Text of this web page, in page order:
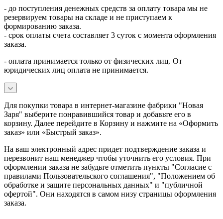
- до поступления денежных средств за оплату товара мы не
резервируем товары на складе и не приступаем к
формированию заказа.
- срок оплаты счета составляет 3 суток с момента оформления
заказа.
- оплата принимается только от физических лиц. От
юридических лиц оплата не принимается.
Для покупки товара в интернет-магазине фабрики "Новая
Заря" выберите понравившийся товар и добавьте его в
корзину. Далее перейдите в Корзину и нажмите на «Оформить
заказ» или «Быстрый заказ».
На ваш электронный адрес придет подтверждение заказа и
перезвонит наш менеджер чтобы уточнить его условия. При
оформлении заказа не забудьте отметить пункты "Согласие с
правилами Пользовательского соглашения", "Положением об
обработке и защите персональных данных" и "публичной
офертой". Они находятся в самом низу страницы оформления
заказа.